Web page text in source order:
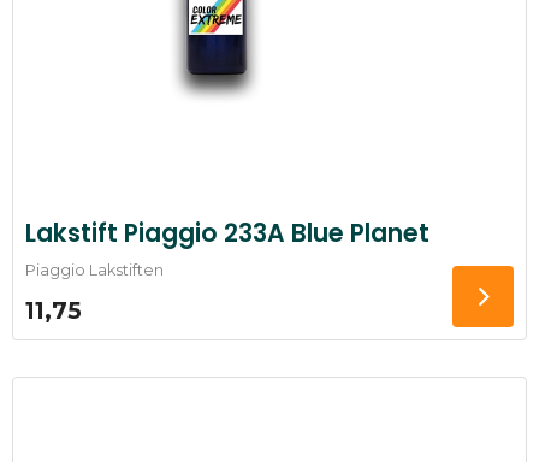
Lakstift Piaggio 233A Blue Planet
Piaggio Lakstiften
11,75